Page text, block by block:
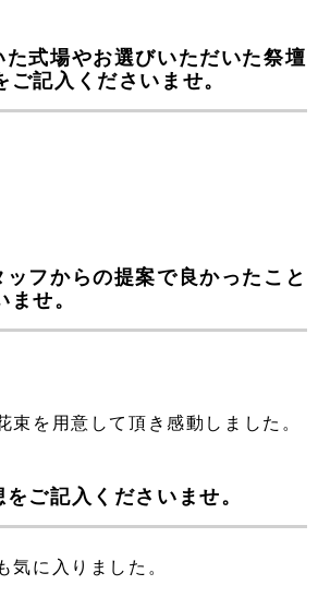
式場やお選びいただいた祭壇
記入くださいませ。
フからの提案で良かったこと
せ。
束を用意して頂き感動しました。
ご記入くださいませ。
気に入りました。